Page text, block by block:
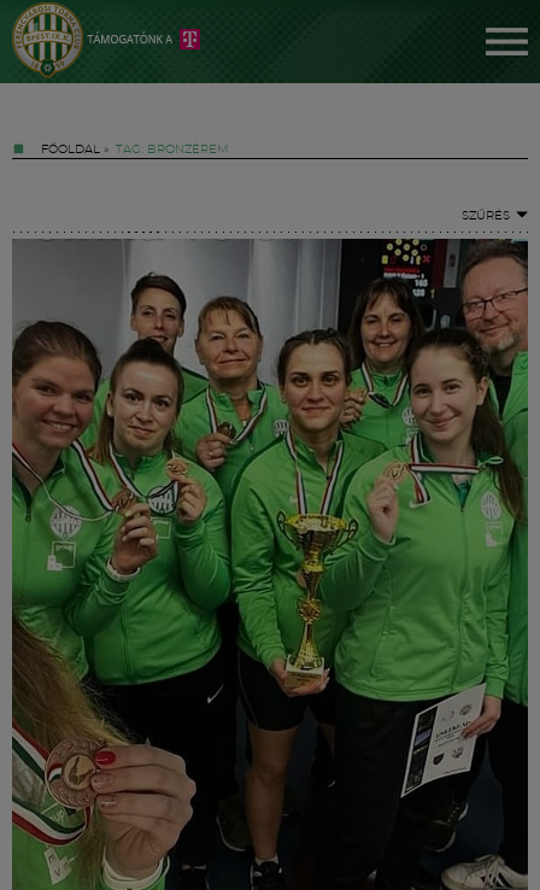
FŐOLDAL » TAG: BRONZÉREM
SZŰRÉS
Jegyek
FM YouTube +
Hírek
Labdarúgás
Szakosztályok
Meccscenter
Klub
Szolgáltatások